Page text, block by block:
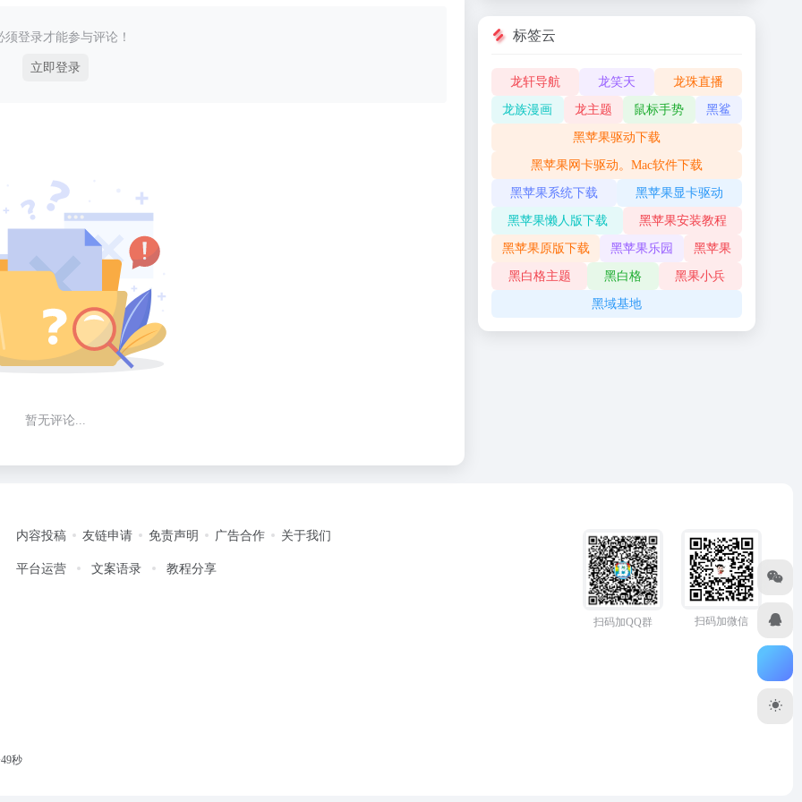
须登录才能参与评论！
立即登录
暂无评论...
标签云
龙轩导航 龙笑天 龙珠直播
龙族漫画 龙主题 鼠标手势 黑鲨
黑苹果驱动下载
黑苹果网卡驱动。Mac软件下载
黑苹果系统下载 黑苹果显卡驱动
黑苹果懒人版下载 黑苹果安装教程
黑苹果原版下载 黑苹果乐园 黑苹果
黑白格主题 黑白格 黑果小兵
黑域基地
内容投稿 友链申请 免责声明 广告合作 关于我们
平台运营 文案语录 教程分享
扫码加QQ群 扫码加微信
秒